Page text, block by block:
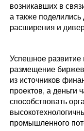
возникавших в
а также
расширения и
Успешное развитие
размещение
из источников
проектов, а деньги
способствовать
промышленного